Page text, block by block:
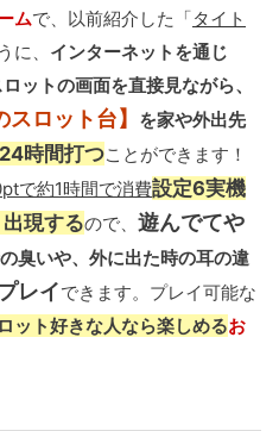
ムで、以前紹介した「タイト
に、 インターネットを通じ
ットの画面を直接見ながら、
スロット台】
を家や外出先
時間打つことができます！
で約1時間で消費設定6実機
現するので、 遊んでてや
臭いや、外に出た時の耳の違
レイできます。プレイ可能な
ット好きな人なら楽しめるお